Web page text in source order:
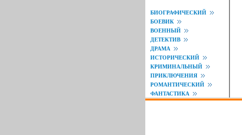
БИОГРАФИЧЕСКИЙ
БОЕВИК
ВОЕННЫЙ
ДЕТЕКТИВ
ДРАМА
ИСТОРИЧЕСКИЙ
КРИМИНАЛЬНЫЙ
ПРИКЛЮЧЕНИЯ
РОМАНТИЧЕСКИЙ
ФАНТАСТИКА